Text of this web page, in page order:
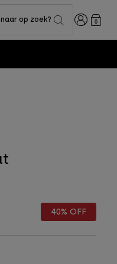
op zoek? Inloggen
0
40% OFF